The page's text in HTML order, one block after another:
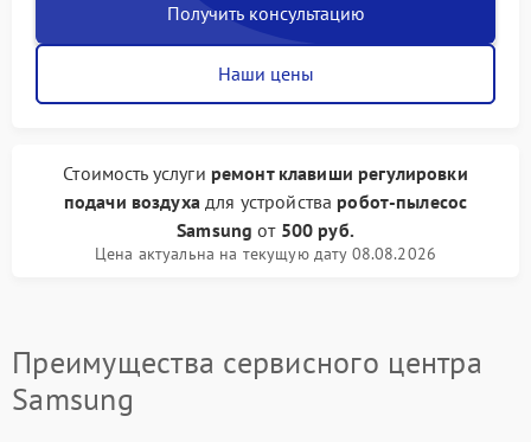
Получить консультацию
Наши цены
Стоимость услуги ремонт клавиши регулировки
подачи воздухадля устройства робот-пылесос
Samsung от 500 руб.
Цена актуальна на текущую дату 08.08.2026
Преимущества сервисного центра
Samsung